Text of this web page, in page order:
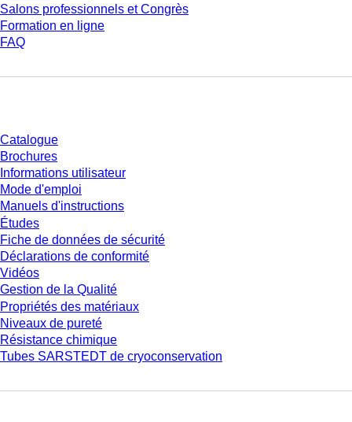
Salons professionnels et Congrès
Formation en ligne
FAQ
Catalogue
Brochures
Informations utilisateur
Mode d'emploi
Manuels d'instructions
Études
Fiche de données de sécurité
Déclarations de conformité
Vidéos
Gestion de la Qualité
Propriétés des matériaux
Niveaux de pureté
Résistance chimique
Tubes SARSTEDT de cryoconservation